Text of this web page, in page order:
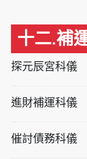
十二.補
探元辰宮科儀
進財補運科儀
催討債務科儀